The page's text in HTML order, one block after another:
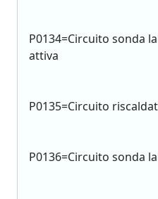
P0134=Circuito sonda
attiva
P0135=Circuito
P0136=Circuito sonda